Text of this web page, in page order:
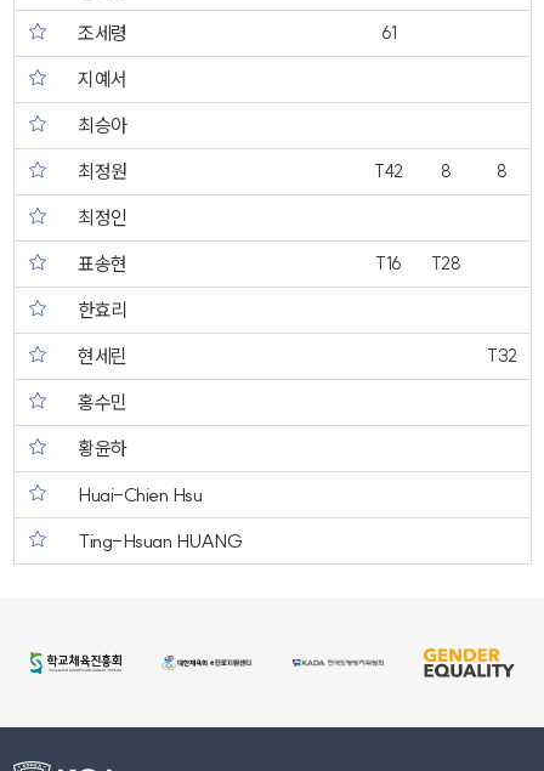
조세령 61
지예서
최승아
최정원
T42 8 8
최정인
표송현
T16 T28
한효리
현세린
T32
홍수민
황윤하
Huai-Chien Hsu
Ting-Hsuan HUANG